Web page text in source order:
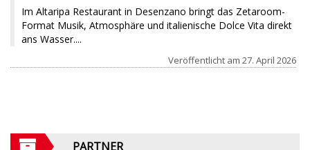
Im Altaripa Restaurant in Desenzano bringt das Zetaroom-
Format Musik, Atmosphäre und italienische Dolce Vita direkt
ans Wasser....
Veröffentlicht am 27. April 2026
PARTNER